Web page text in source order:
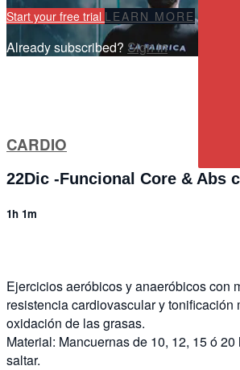
Start your free trial LEARN MORE
Already subscribed? Sign in
CARDIO
22Dic -Funcional Core & Abs
1h 1m
Ejercicios aeróbicos y anaeróbicos con
resistencia cardiovascular y tonificación
oxidación de las grasas.
Material: Mancuernas de 10, 12, 15 ó
saltar.